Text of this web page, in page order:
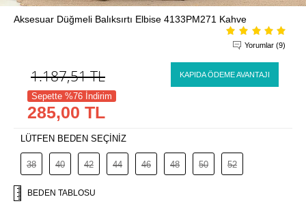
Aksesuar Düğmeli Balıksırtı Elbise 4133PM271 Kahve
Yorumlar (9)
1.187,51TL KAPIDA ÖDEME AVANTAJI
Sepette %76 İndirim
285,00 TL
LÜTFEN BEDEN SEÇİNİZ
38 40 42 44 46 48 50 52
BEDEN TABLOSU